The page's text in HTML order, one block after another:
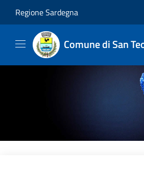
Regione Sardegna
Comune di San